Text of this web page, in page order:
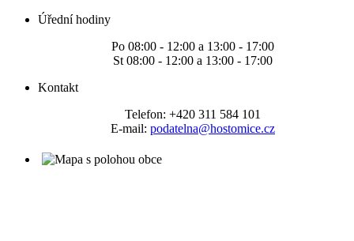
Úřední hodiny
Po 08:00 - 12:00 a 13:00 - 17:00
St 08:00 - 12:00 a 13:00 - 17:00
Kontakt
Telefon: +420 311 584 101
E-mail: podatelna@hostomice.cz